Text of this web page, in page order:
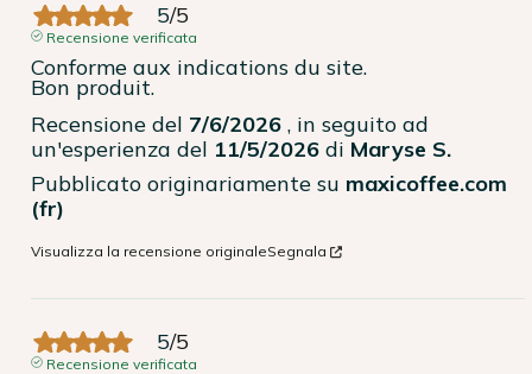
5/5
Recensione verificata
Conforme aux indications du site.
Bon produit.
Recensione del 7/6/2026 , in seguito ad
un'esperienza del 11/5/2026 di Maryse S.
Pubblicato originariamente su maxicoffee.com
(fr)
Visualizza la recensione originaleSegnala
5/5
Recensione verificata